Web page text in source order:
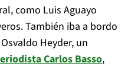
como Luis Aguayo
También iba a bordo
Heyder, un
Carlos Basso,